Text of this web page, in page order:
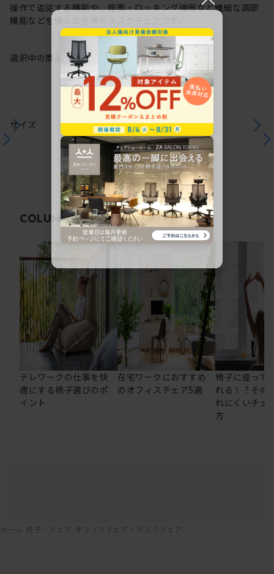
操作で追従する機能や、座面・ロッキング強弱など繊細な調節
機能などを備えた充実のタスクチェアです。
選択中の商品情報保証 注意事項
サイズ
COLUMN関連コラム
テレワークの仕事を快
適にする椅子選びのポ
イント
在宅ワークにおすすめ
のオフィスチェア5選
椅子に座って
れる！？その
れにくいチェ
方
ホーム 椅子・チェア オフィスチェア・デスクチェア